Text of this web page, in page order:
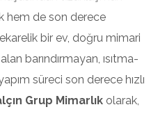
hem de son derece
bir ev, doğru mimari
barındırmayan, ısıtma-
süreci son derece hızlı
Grup Mimarlık olarak,